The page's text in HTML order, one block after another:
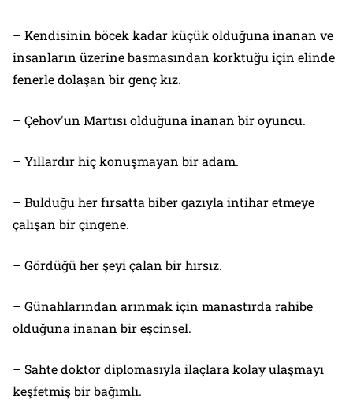
– Kendisinin böcek kadar küçük olduğuna inanan ve
insanların üzerine basmasından korktuğu için elinde
fenerle dolaşan bir genç kız.
– Çehov'un Martısı olduğuna inanan bir oyuncu.
– Yıllardır hiç konuşmayan bir adam.
– Bulduğu her fırsatta biber gazıyla intihar etmeye
çalışan bir çingene.
– Gördüğü her şeyi çalan bir hırsız.
– Günahlarından arınmak için manastırda rahibe
olduğuna inanan bir eşcinsel.
– Sahte doktor diplomasıyla ilaçlara kolay ulaşmayı
keşfetmiş bir bağımlı.